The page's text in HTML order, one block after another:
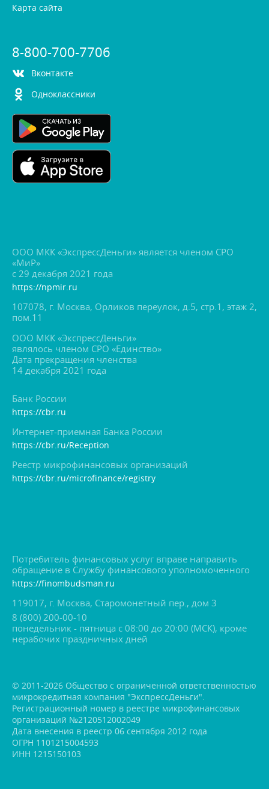
Карта сайта
8-800-700-7706
контакте
Одноклассники
ООО МКК «ЭкспрессДеньги» является членом СРО
«МиР»
с 29 декабря 2021 года
https://npmir.ru
107078, г. Москва, Орликов переулок, д.5, стр.1, этаж 2,
пом.11
ООО МКК «ЭкспрессДеньги»
являлось членом СРО «Единство»
Дата прекращения членства
14 декабря 2021 года
Банк России
https://cbr.ru
Интернет-приемная Банка России
https://cbr.ru/Reception
Реестр микрофинансовых организаций
https://cbr.ru/microfinance/registry
Потребитель финансовых услуг вправе направить
обращение в Службу финансового уполномоченного
https://finombudsman.ru
119017, г. Москва, Старомонетный пер., дом 3
8 (800) 200-00-10
понедельник - пятница с 08:00 до 20:00 (МСК), кроме
нерабочих праздничных дней
© 2011-2026 Общество с ограниченной ответственностью
микрокредитная компания "ЭкспрессДеньги".
Регистрационный номер в реестре микрофинансовых
организаций №2120512002049
Дата внесения в реестр 06 сентября 2012 года
ОГРН 1101215004593
ИНН 1215150103